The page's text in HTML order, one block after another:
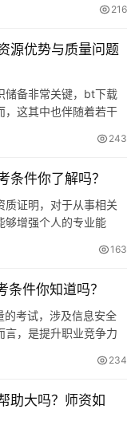
216
源优势与质量问题
储备非常关键，bt下载
，这其中也伴随着若干
243
条件你了解吗？
质证明，对于从事相关
够增强个人的专业能
163
件你知道吗？
的考试，涉及信息安全
言，是提升职业竞争力
234
助大吗？师资如